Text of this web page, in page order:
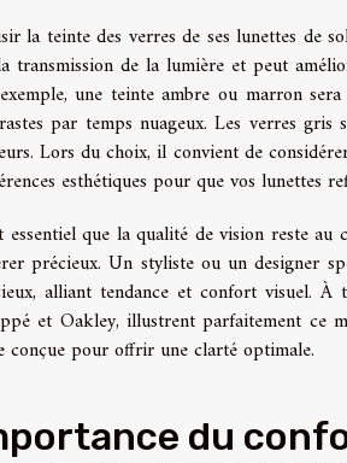
la teinte des verres de ses lunettes de
transmission de la lumière et peut
une teinte ambre ou marron
par temps nuageux. Les verres
Lors du choix, il convient de
esthétiques pour que vos lunettes
essentiel que la qualité de vision reste
précieux. Un styliste ou un designer
alliant tendance et confort visuel. À
et Oakley, illustrent parfaitement ce
conçue pour offrir une clarté optimale.
du